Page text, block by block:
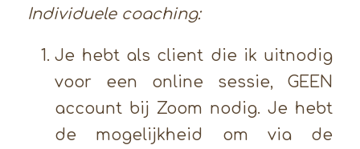
Individuele coaching:
Je hebt als client die ik uitnodig
voor een online sessie, GEEN
account bij Zoom nodig. Je hebt
de mogelijkheid om via de